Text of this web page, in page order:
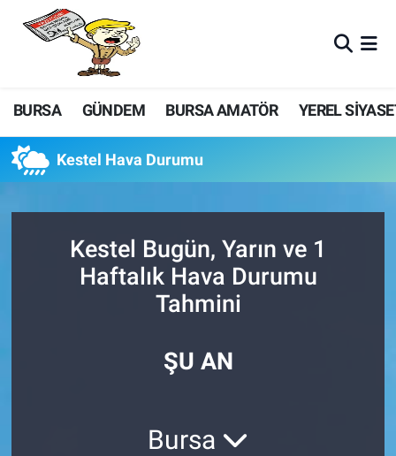
BURSA GÜNDEM BURSA AMATÖR YEREL
Kestel Hava Durumu
Kestel Bugün, Yarın ve 1
Haftalık Hava Durumu
Tahmini
ŞU AN
Bursa